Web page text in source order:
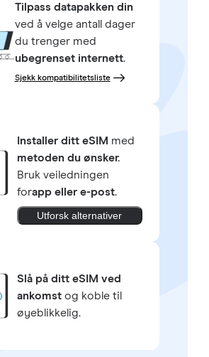
Tilpass datapakken din
ved å velge antall dager
du trenger med
ubegrenset internett.
Sjekk kompatibilitetsliste
Installer ditt eSIM med
metoden du ønsker.
Bruk veiledningen
forapp eller e-post.
Utforsk alternativer
Slå på ditt eSIM ved
ankomstog koble til
øyeblikkelig.